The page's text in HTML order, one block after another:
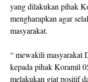
yang dilakukan pihak
mengharapkan agar
masyarakat.
“ mewakili masyarakat
kepada pihak Koramil
melakukan giat positif